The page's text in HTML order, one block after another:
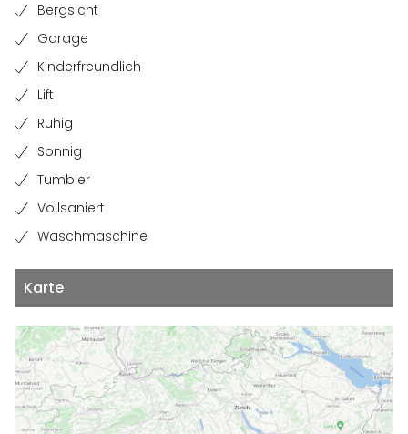
Bergsicht
Garage
Kinderfreundlich
Lift
Ruhig
Sonnig
Tumbler
Vollsaniert
Waschmaschine
Karte